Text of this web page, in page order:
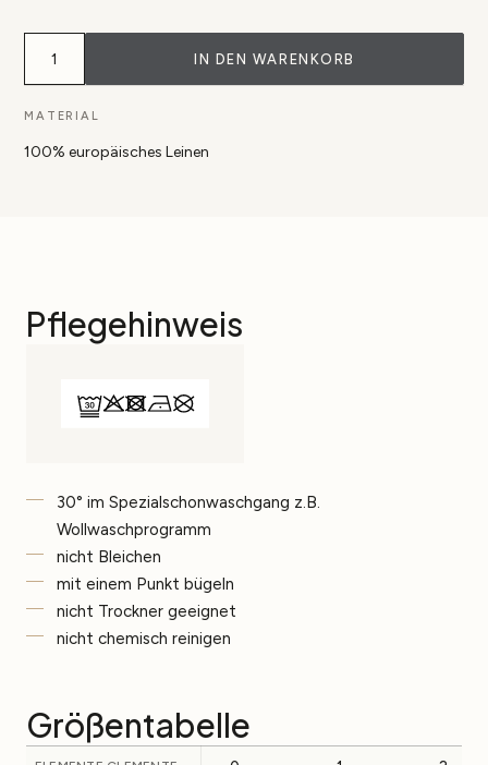
Weste
Kazamar
100%
Leinen
mit
Jeans
Digitaldruck
IN DEN WARENKORB
MATERIAL
100% europäisches Leinen
Pflegehinweis
30° im Spezialschonwaschgang z.B.
Wollwaschprogramm
nicht Bleichen
mit einem Punkt bügeln
nicht Trockner geeignet
nicht chemisch reinigen
Größentabelle